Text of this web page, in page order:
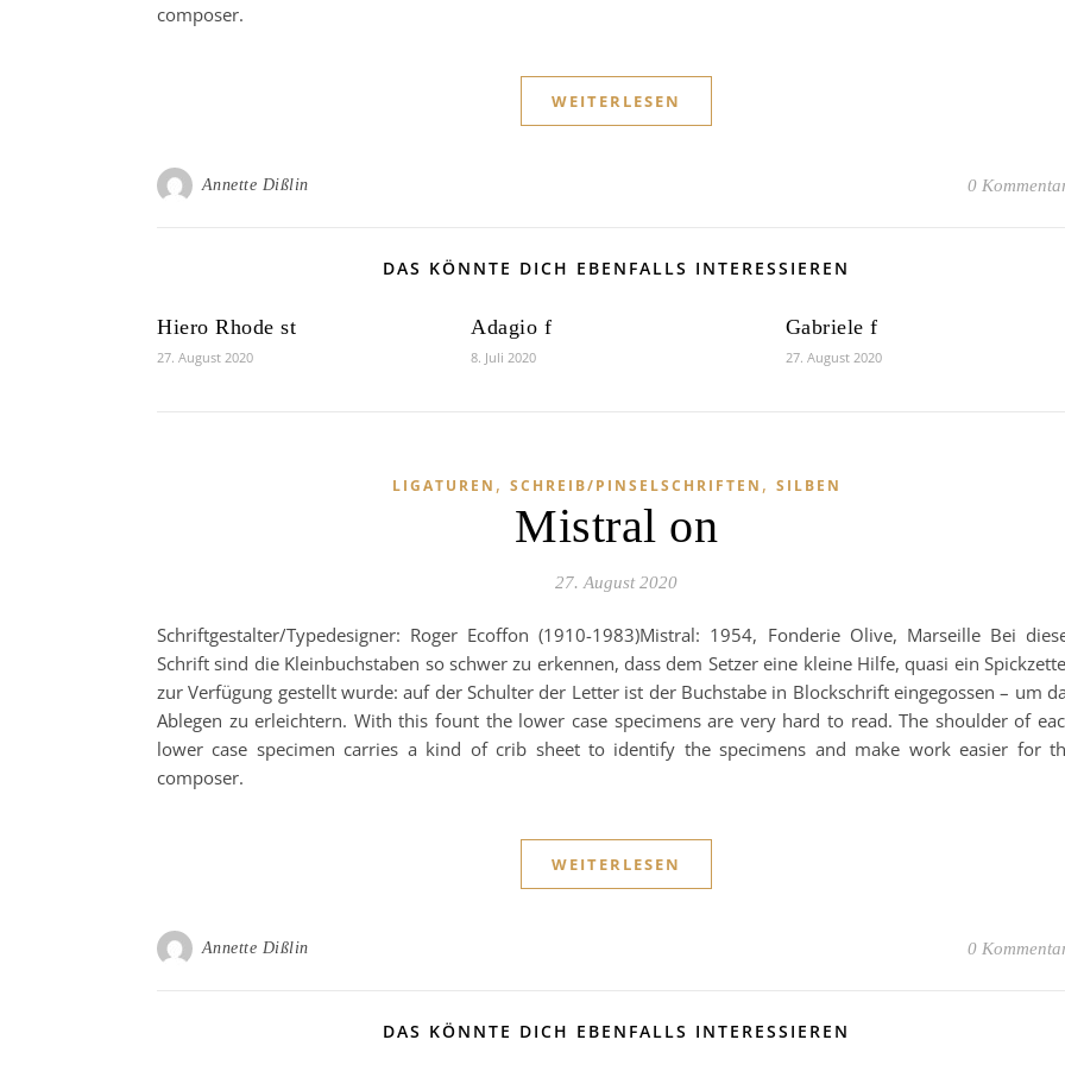
composer.
WEITERLESEN
Annette Dißlin 0
DAS KÖNNTE DICH EBENFALLS INTERESSIEREN
Hiero Rhode st
27. August 2020
Adagio f
8. Juli 2020
Gabriele f
27. August 2020
LIGATUREN , SCHREIB/PINSELSCHRIFTEN , SILBEN
Mistral on
27. August 2020
Schriftgestalter/Typedesigner: Roger Ecoffon (1910-1983)Mistral: 1954, Fonderie Olive, Marseille Bei
Schrift sind die Kleinbuchstaben so schwer zu erkennen, dass dem Setzer eine kleine Hilfe, quasi ein
zur Verfügung gestellt wurde: auf der Schulter der Letter ist der Buchstabe in Blockschrift eingegossen – um
Ablegen zu erleichtern. With this fount the lower case specimens are very hard to read. The shoulder of
lower case specimen carries a kind of crib sheet to identify the specimens and make work easier for
composer.
WEITERLESEN
Annette Dißlin 0
DAS KÖNNTE DICH EBENFALLS INTERESSIEREN